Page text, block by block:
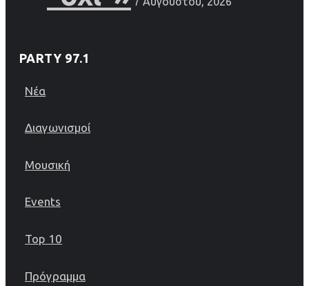
PARTY 97.1
Νέα
Διαγωνισμοί
Μουσική
Events
Top 10
Πρόγραμμα